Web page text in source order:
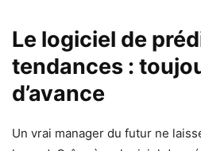
Le logiciel de
tendances :
d’avance
Un vrai manager du futur ne